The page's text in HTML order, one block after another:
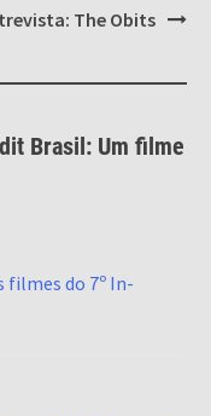
The Obits
Brasil: Um filme
filmes do 7º In-